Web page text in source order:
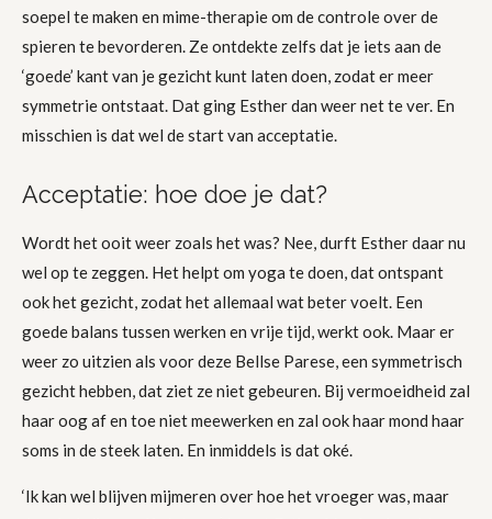
soepel te maken en mime-therapie om de controle over de
spieren te bevorderen. Ze ontdekte zelfs dat je iets aan de
‘goede’ kant van je gezicht kunt laten doen, zodat er meer
symmetrie ontstaat. Dat ging Esther dan weer net te ver. En
misschien is dat wel de start van acceptatie.
Acceptatie: hoe doe je dat?
Wordt het ooit weer zoals het was? Nee, durft Esther daar nu
wel op te zeggen. Het helpt om yoga te doen, dat ontspant
ook het gezicht, zodat het allemaal wat beter voelt. Een
goede balans tussen werken en vrije tijd, werkt ook. Maar er
weer zo uitzien als voor deze Bellse Parese, een symmetrisch
gezicht hebben, dat ziet ze niet gebeuren. Bij vermoeidheid zal
haar oog af en toe niet meewerken en zal ook haar mond haar
soms in de steek laten. En inmiddels is dat oké.
‘Ik kan wel blijven mijmeren over hoe het vroeger was, maar